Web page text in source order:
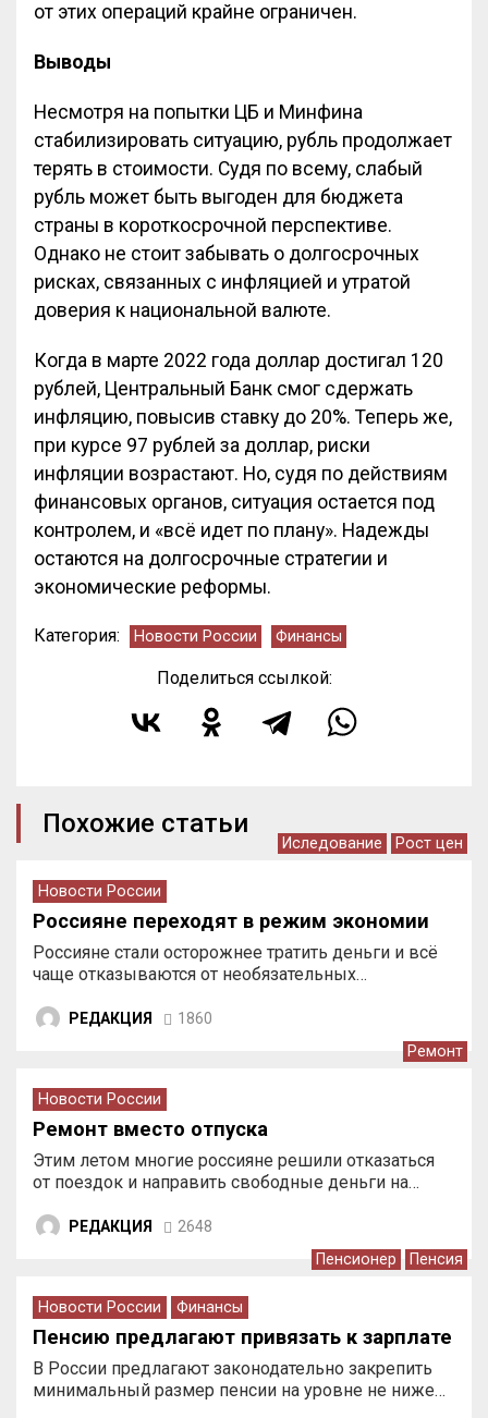
от этих операций крайне ограничен.
Выводы
Несмотря на попытки ЦБ и Минфина
стабилизировать ситуацию, рубль продолжает
терять в стоимости. Судя по всему, слабый
рубль может быть выгоден для бюджета
страны в короткосрочной перспективе.
Однако не стоит забывать о долгосрочных
рисках, связанных с инфляцией и утратой
доверия к национальной валюте.
Когда в марте 2022 года доллар достигал 120
рублей, Центральный Банк смог сдержать
инфляцию, повысив ставку до 20%. Теперь же,
при курсе 97 рублей за доллар, риски
инфляции возрастают. Но, судя по действиям
финансовых органов, ситуация остается под
контролем, и «всё идет по плану». Надежды
остаются на долгосрочные стратегии и
экономические реформы.
Категория: Новости России Финансы
Поделиться ссылкой:
Похожие статьи
Иследование Рост цен
Новости России
Россияне переходят в режим экономии
Россияне стали осторожнее тратить деньги и всё
чаще отказываются от необязательных…
РЕДАКЦИЯ 1860
Ремонт
Новости России
Ремонт вместо отпуска
Этим летом многие россияне решили отказаться
от поездок и направить свободные деньги на…
РЕДАКЦИЯ 2648
Пенсионер Пенсия
Новости России Финансы
Пенсию предлагают привязать к зарплате
В России предлагают законодательно закрепить
минимальный размер пенсии на уровне не ниже…